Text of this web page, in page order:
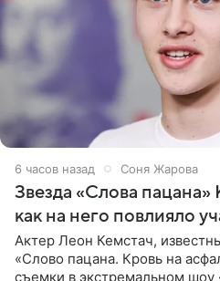
6 часов назад Соня Жарова
Звезда «Слова пацана»
как на него повлияло
Актер Леон Кемстач,
«Слово пацана. Кровь на
съемки в экстремальном шоу